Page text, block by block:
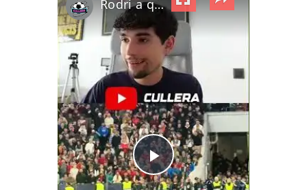
Play Video
Rodri a quirófano tras el mundial